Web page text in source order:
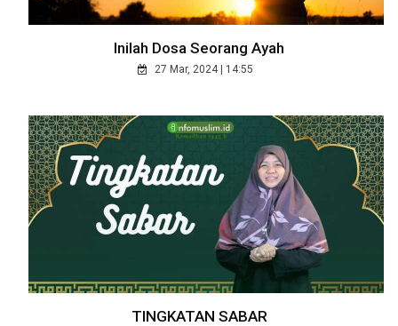
Inilah Dosa Seorang Ayah
27 Mar, 2024 | 14:55
TINGKATAN SABAR